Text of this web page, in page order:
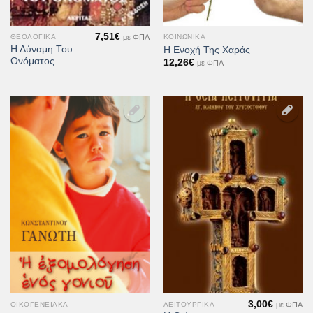
ΘΕΟΛΟΓΙΚΆ
Η Δύναμη Του
Ονόματος
7,51€ με ΦΠΑ ΚΟΙΝΩΝΙΚΆ
Η Ενοχή Της Χαράς
12,26€ με ΦΠΑ
Προσθήκη
στη Λίστα
Επιθυμιών
ΟΙΚΟΓΕΝΕΙΑΚΆ
Επιθυμιών
ΛΕΙΤΟΥΡΓΙΚΆ 3,00€ με ΦΠΑ